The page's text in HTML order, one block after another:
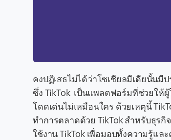
คงปฏิเสธไม่ได้ว่าโซเชียลมีเดียนั้น
ซึ่ง TikTok เป็นแพลตฟอร์มที่ช่วยให้
โดดเด่นไม่เหมือนใคร ด้วยเหตุนี้
ทำการตลาดด้วย TikTok สำหรับธุร
ใช้งาน TikTok เพื่อมอบทั้งความรู้แ